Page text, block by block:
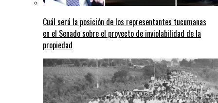
Cuál será la posición de los representantes tucumanas
en el Senado sobre el proyecto de inviolabilidad de la
propiedad